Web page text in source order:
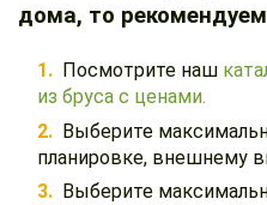
дома, то
Посмотрите наш
из бруса с ценами.
Выберите
планировке, внешнему
Выберите